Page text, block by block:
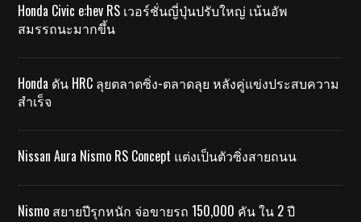
Honda Civic e:hev RS เวอร์ชั่นญี่ปุ่นปรับใหญ่ เน้นอัพ
สมรรถนะมากขึ้น
Honda ดัน HRC ลุยตลาดซิ่ง-ตลาดลุย หลังคู่แข่งประสบความ
สำเร็จ
Nissan Aura Nismo RS Concept แต่งเป็นตัวซิ่งสายถนน
Nismo สยายปีรุกหนัก จ่อขายรถ 150,000 คัน ใน 2 ปี